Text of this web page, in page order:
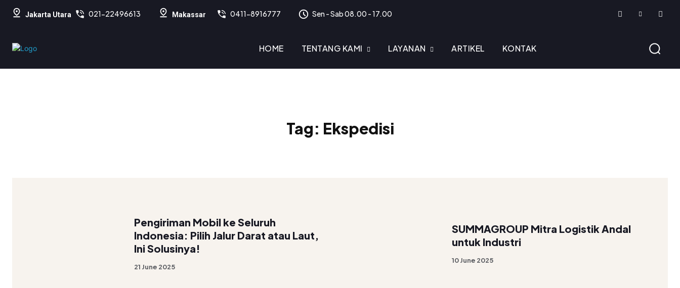
Jakarta Utara 021-22496613 Makassar 0411-8916777 Sen - Sab 08.00 - 17.00
HOME TENTANG KAMI LAYANAN ARTIKEL KONTAK
Tag: Ekspedisi
Pengiriman Mobil ke Seluruh
Indonesia: Pilih Jalur Darat atau Laut,
Ini Solusinya!
21 June 2025
SUMMAGROUP Mitra Logistik Andal
untuk Industri
10 June 2025